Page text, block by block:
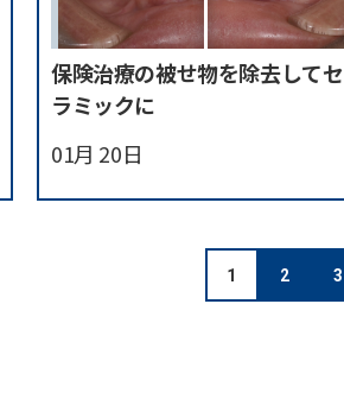
保険治療の被せ物を除去してセ
ラミックに
01月 20日
1 2 3